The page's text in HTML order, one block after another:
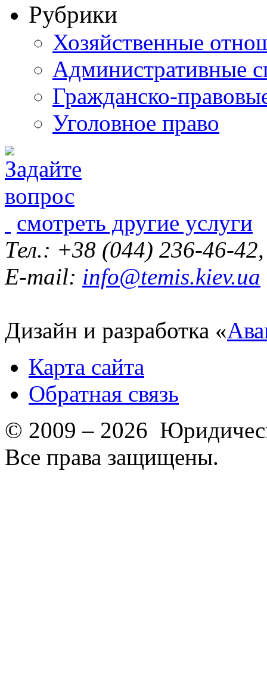
Рубрики
Хозяйственные
Административные
Гражданско-
Уголовное право
смотреть другие услуги
Тел.: +38 (044) 236-46-
E-mail: info@temis.kiev.ua
Дизайн и разработка «
Карта сайта
Обратная связь
© 2009 – 2026
Все права защищены.